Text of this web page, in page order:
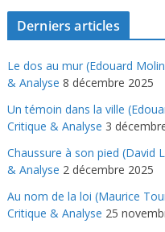
Derniers articles
Le dos au mur (Edouard
& Analyse 8 décembre 2025
Un témoin dans la ville
Critique & Analyse 3
Chaussure à son pied (David
& Analyse 2 décembre 2025
Au nom de la loi (Maurice
Critique & Analyse 25